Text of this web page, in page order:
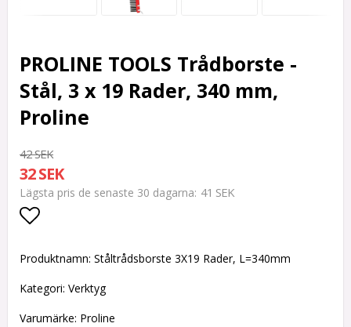
PROLINE TOOLS Trådborste -
Stål, 3 x 19 Rader, 340 mm,
Proline
42 SEK
32 SEK
Lägsta pris de senaste 30 dagarna 41 SEK
Lägg till i favoritlistan
Produktnamn: Ståltrådsborste 3X19 Rader, L=340mm
Kategori: Verktyg
Varumärke: Proline